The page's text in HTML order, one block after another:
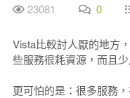
23081 0
Vista比較討人厭的地方
些服務很耗資源，而且少
更可怕的是：很多服務